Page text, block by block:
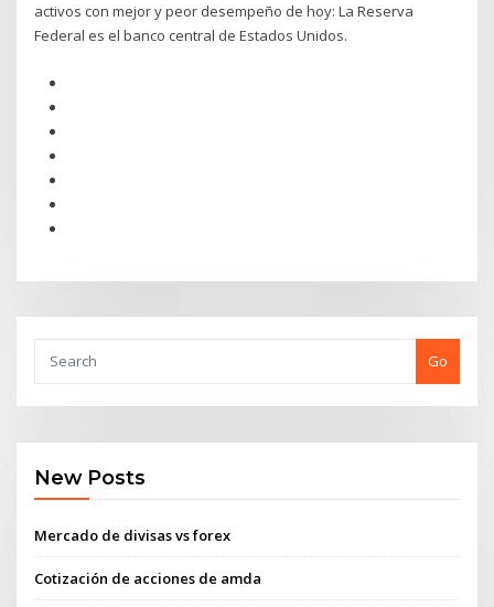
activos con mejor y peor desempeño de hoy: La Reserva
Federal es el banco central de Estados Unidos.
Go
New Posts
Mercado de divisas vs forex
Cotización de acciones de amda